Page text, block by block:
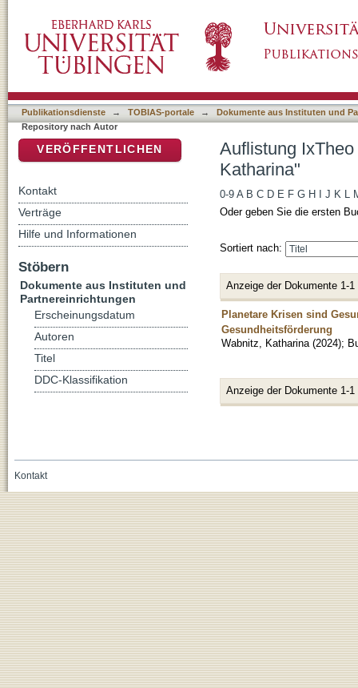
Publikationsdienste → TOBIAS-portale →
Dokumente aus Instituten und
Repository nach Autor
Auflistung
Katharina"
0-9 A B C D E F G H J K L
Oder geben Sie die ersten
Sortiert nach:
Anzeige der Dokumente 1-1
Planetare Krisen sind
Gesundheitsförderung
Wabnitz, Katharina (2024);
Anzeige der Dokumente 1-1
VERÖFFENTLICHEN
Kontakt
Verträge
Hilfe und Informationen
Stöbern
Dokumente aus Instituten und
Partnereinrichtungen
Erscheinungsdatum
Autoren
Titel
DDC-Klassifikation
Kontakt